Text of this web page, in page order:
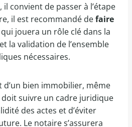
il convient de passer à l’étape
il est recommandé defaire
qui jouera un rôle clé dans la
la validation de l’ensemble
nécessaires.
d’un bien immobilier, même
doit suivre un cadre juridique
des actes et d’éviter
Le notaire s’assurera